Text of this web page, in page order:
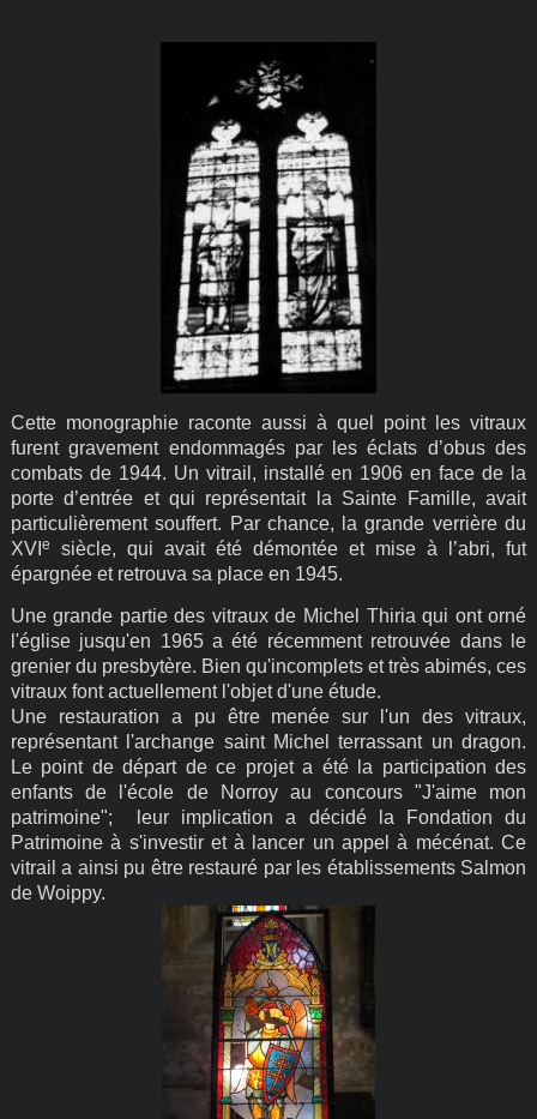
Cette monographie raconte aussi à quel point les vitraux
furent gravement endommagés par les éclats d’obus des
combats de 1944. Un vitrail, installé en 1906 en face de la
porte d’entrée et qui représentait la Sainte Famille, avait
particulièrement souffert. Par chance, la grande verrière du
XVI e
siècle, qui avait été démontée et mise à l’abri, fut
épargnée et retrouva sa place en 1945.
Une grande partie des vitraux de Michel Thiria qui ont orné
l'église jusqu'en 1965 a été récemment retrouvée dans le
grenier du presbytère. Bien qu'incomplets et très abimés, ces
vitraux font actuellement l'objet d'une étude.
Une restauration a pu être menée sur l'un des vitraux,
représentant l'archange saint Michel terrassant un dragon.
Le point de départ de ce projet a été la participation des
enfants de l'école de Norroy au concours "J'aime mon
patrimoine"; leur implication a décidé la
Fondation du
Patrimoine à s'investir et à lancer un appel à mécénat. Ce
vitrail a ainsi pu être restauré par les établissements Salmon
de Woippy.